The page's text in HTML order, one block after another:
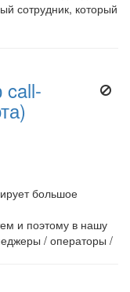
сотрудник, который
call-
большое
и поэтому в нашу
/ операторы /